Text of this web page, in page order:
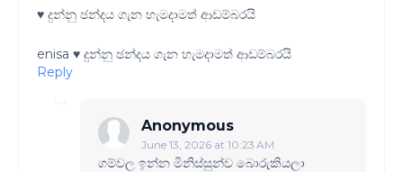
♥️ දුන්නු ඡන්දය ගැන හැමදාමත් ආඩම්බරයි
enisa ♥️ දුන්නු ඡන්දය ගැන හැමදාමත් ආඩම්බරයි
Reply
Anonymous
June 13, 2026 at 10:23 AM
ගම්වල ඉන්න මිනිස්සුන්ව බොරුකියලා